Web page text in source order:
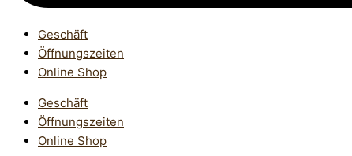
Geschäft
Öffnungszeiten
Online Shop
Geschäft
Öffnungszeiten
Online Shop